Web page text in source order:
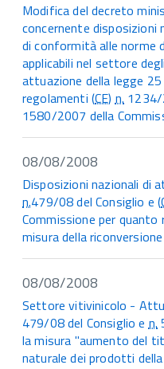
Modifica del decreto
concernente disposizioni
di conformità alle norme
applicabili nel settore
attuazione della legge
regolamenti (CE)n. 1234/
1580/2007 della
08/08/2008
Disposizioni nazionali di
n.479/08 del Consiglio e (
Commissione per quanto
misura della
08/08/2008
Settore vitivinicolo -
479/08 del Consiglio en.
la misura "aumento del
naturale dei prodotti